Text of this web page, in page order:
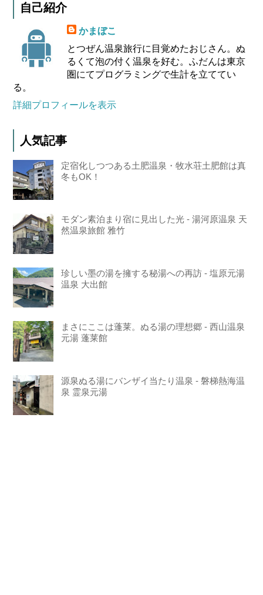
自己紹介
かまぼこ
とつぜん温泉旅行に目覚めたおじさん。ぬ
るくて泡の付く温泉を好む。ふだんは東京
圏にてプログラミングで生計を立ててい
る。
詳細プロフィールを表示
人気記事
定宿化しつつある土肥温泉・牧水荘土肥館は真
冬もOK！
モダン素泊まり宿に見出した光 - 湯河原温泉 天
然温泉旅館 雅竹
珍しい墨の湯を擁する秘湯への再訪 - 塩原元湯
温泉 大出館
まさにここは蓬莱。ぬる湯の理想郷 - 西山温泉
元湯 蓬莱館
源泉ぬる湯にバンザイ当たり温泉 - 磐梯熱海温
泉 霊泉元湯